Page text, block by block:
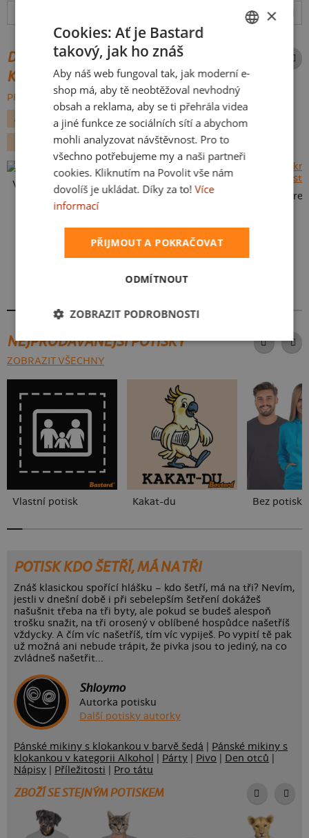
více
DALŠÍ POTISKY ZE STEJNÉ
KATEGORIE
PROCHÁZET VŠE:
ALKOHOL
PÁRTY PIVO DEN OTCŮ
PŘÍLEŽITOSTI
PRO TÁTU
Vlastní potisk
NEJPRODÁVANĚJŠÍ POTISKY
ZOBRAZIT VŠECHNY
Vlastní potisk Kakat-du Bez potisku
POTISK KDO ŠETŘÍ, MÁ NA TŘI
Znáš klasickou spořící hlášku – kdo šetří, má na tři? Nevím,
jestli v dnešní době i při sebelepším šetření dokážeš
našušnit třeba na tři byty, ale pokud se budeš alespoň
trošku snažit, na tři orosený v oblíbené hospůdce našetříš
vždycky. A čím víc našetříš, tím víc vypiješ. Po vypití tě pak
už možná ani nebude trápit, že pivka jsou to jediný, na co
zvládneš našetřit...
Shloymo
Autorka potisku
Další potisky autorky
Pánské mikiny s klokankou v barvě šedá
Pánské mikiny s
klokankou v kategorii Alkohol
Párty Pivo Den otců
Nápisy
Příležitosti Pro tátu
ZBOŽÍ SE STEJNÝM POTISKEM
SLOVAK
×
Cookies: Ať je Bastard
takový, jak ho znáš
Aby náš web fungoval tak, jak moderní e-
shop má, aby tě neobtěžoval nevhodný
obsah a reklama, aby se ti přehrála videa
a jiné funkce ze sociálních sítí a abychom
mohli analyzovat návštěvnost. Pro to
všechno potřebujeme my a naši partneři
cookies. Kliknutím na Povolit vše nám
dovolíš je ukládat. Díky za to! Více
informací
PŘIJMOUT A POKRAČOVAT
ODMÍTNOUT
ZOBRAZIT PODROBNOSTI